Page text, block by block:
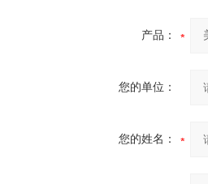
产品：
您的单位：
您的姓名：